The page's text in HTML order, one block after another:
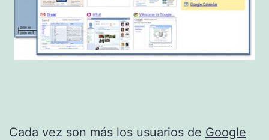
Cada vez son más los usuarios de Google